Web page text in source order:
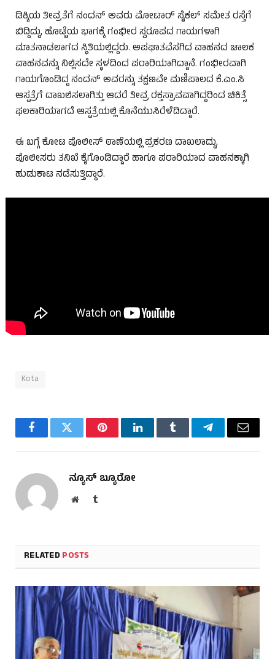
ಡಿಕ್ಕಿಯ ತೀವ್ರತೆಗೆ ನಂದನ್ ಅವರು ಮೋಟಾರ್ ಸೈಕಲ್ ಸಮೇತ ರಸ್ತೆಗೆ
ಬಿದ್ದಿದ್ದು, ಹೊಟ್ಟೆಯ ಭಾಗಕ್ಕೆ ಗಂಭೀರ ಸ್ವರೂಪದ ಗಾಯಗಳಾಗಿ
ಮಾತನಾಡಲಾಗದ ಸ್ಥಿತಿಯಲ್ಲಿದ್ದರು. ಅಪಘಾತವೆಸಗಿದ ವಾಹನದ ಚಾಲಕ
ವಾಹನವನ್ನು ನಿಲ್ಲಿಸದೇ ಸ್ಥಳದಿಂದ ಪರಾರಿಯಾಗಿದ್ದಾನೆ. ಗಂಭೀರವಾಗಿ
ಗಾಯಗೊಂಡಿದ್ದ ನಂದನ್ ಅವರನ್ನು ತಕ್ಷಣವೇ ಮಣಿಪಾಲದ ಕೆ.ಎಂ.ಸಿ
ಆಸ್ಪತ್ರೆಗೆ ದಾಖಲಿಸಲಾಗಿತ್ತು ಆದರೆ ತೀವ್ರ ರಕ್ತಸ್ರಾವವಾಗಿದ್ದರಿಂದ ಚಿಕಿತ್ಸೆ
ಫಲಕಾರಿಯಾಗದೆ ಆಸ್ಪತ್ರೆಯಲ್ಲಿ ಕೊನೆಯುಸಿರೆಳೆದಿದ್ದಾರೆ.
ಈ ಬಗ್ಗೆ ಕೋಟ ಪೊಲೀಸ್ ಠಾಣೆಯಲ್ಲಿ ಪ್ರಕರಣ ದಾಖಲಾದ್ದು,
ಪೊಲೀಸರು ತನಿಖೆ ಕೈಗೊಂಡಿದ್ದಾರೆ ಹಾಗೂ ಪರಾರಿಯಾದ ವಾಹನಕ್ಕಾಗಿ
ಹುಡುಕಾಟ ನಡೆಸುತ್ತಿದ್ದಾರೆ.
Kota
FacebookTwitter PinterestLinkedInTumblr TelegramEmail
ನ್ಯೂಸ್ ಬ್ಯೂರೋ
WebsiteTumblr
RELATEDPOSTS